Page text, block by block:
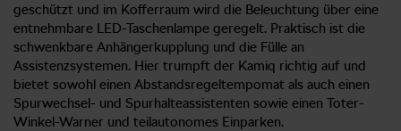
geschützt und im Kofferraum wird die Beleuchtung über eine
entnehmbare LED-Taschenlampe geregelt. Praktisch ist die
schwenkbare Anhängerkupplung und die Fülle an
Assistenzsystemen. Hier trumpft der Kamiq richtig auf und
bietet sowohl einen Abstandsregeltempomat als auch einen
Spurwechsel- und Spurhalteassistenten sowie einen Toter-
Winkel-Warner und teilautonomes Einparken.